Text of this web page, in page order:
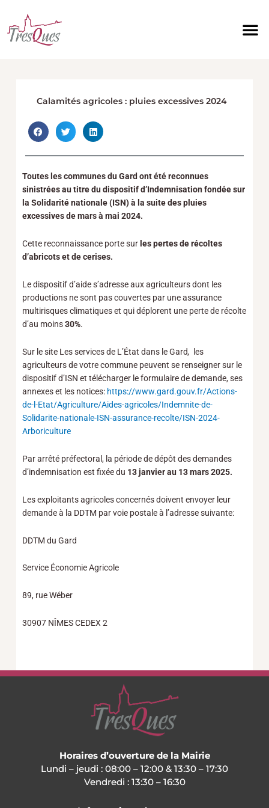
contenu
Calamités agricoles : pluies excessives 2024
Toutes les communes du Gard ont été reconnues
sinistrées au titre du dispositif d’Indemnisation fondée sur
la Solidarité nationale (ISN) à la suite des pluies
excessives de mars à mai 2024.
Cette reconnaissance porte sur les pertes de récoltes
d’abricots et de cerises.
Le dispositif d’aide s’adresse aux agriculteurs dont les
productions ne sont pas couvertes par une assurance
multirisques climatiques et qui déplorent une perte de récolte
d’au moins30%.
Sur le site Les services de L’État dans le Gard,
les
agriculteurs de votre commune peuvent se renseigner sur le
dispositif d’ISN et télécharger le formulaire de demande, ses
annexes et les notices: https://www.gard.gouv.fr/Actions-
de-l-Etat/Agriculture/Aides-agricoles/Indemnite-de-
Solidarite-nationale-ISN-assurance-recolte/ISN-2024-
Arboriculture
Par arrêté préfectoral, la période de dépôt des demandes
d’indemnisation est fixée du 13 janvier au 13 mars 2025.
Les exploitants agricoles concernés doivent envoyer leur
demande à la DDTM par voie postale à l’adresse suivante:
DDTM du Gard
Service Économie Agricole
89, rue Wéber
30907 NÎMES CEDEX 2
Horaires d’ouverture de la Mairie
Lundi – jeudi : 08:00 – 12:00 & 13:30 – 17:30
Vendredi : 13:30 – 16:30